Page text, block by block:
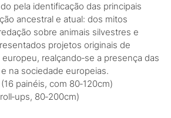
pela identificação das principais
ancestral e atual: dos mitos
sobre animais silvestres e
projetos originais de
realçando‑se a presença das
na sociedade europeias.
painéis, com 80‑120cm)
80‑200cm)